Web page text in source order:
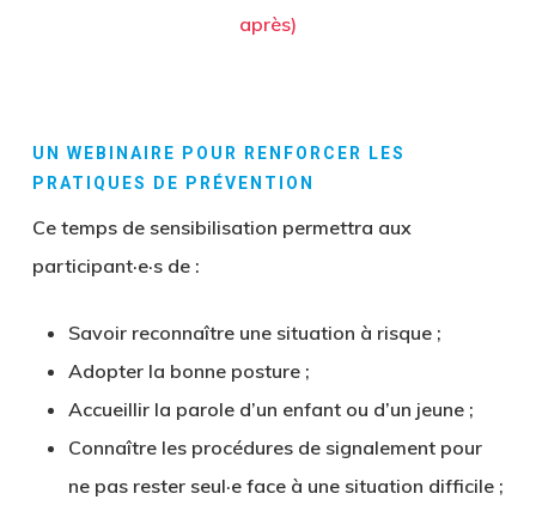
après)
UN WEBINAIRE POUR RENFORCER LES
PRATIQUES DE PRÉVENTION
Ce temps de sensibilisation permettra aux
participant·e·s de :
Savoir reconnaître une situation à risque ;
Adopter la bonne posture ;
Accueillir la parole d’un enfant ou d’un jeune ;
Connaître les procédures de signalement pour
ne pas rester seul·e face à une situation difficile ;